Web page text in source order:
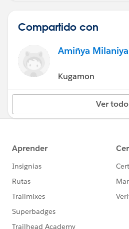
Compartido con
Amiñya Milaniya
Kugamon
Ver todo